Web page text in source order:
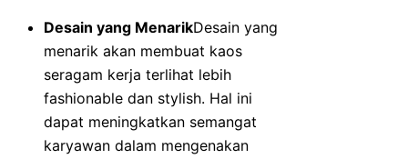
Desain yang MenarikDesain yang
menarik akan membuat kaos
seragam kerja terlihat lebih
fashionable dan stylish. Hal ini
dapat meningkatkan semangat
karyawan dalam mengenakan